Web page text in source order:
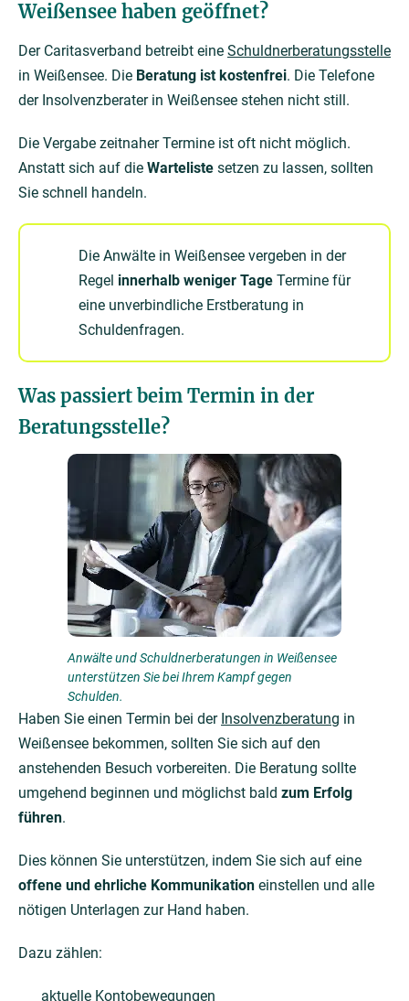
Weißensee haben geöffnet?
Der Caritasverband betreibt eine Schuldnerberatungsstelle
in Weißensee. Die Beratung ist kostenfrei. Die Telefone
der Insolvenzberater in Weißensee stehen nicht still.
Die Vergabe zeitnaher Termine ist oft nicht möglich.
Anstatt sich auf die Warteliste setzen zu lassen, sollten
Sie schnell handeln.
Die Anwälte in Weißensee vergeben in der
Regel innerhalb weniger Tage Termine für
eine unverbindliche Erstberatung in
Schuldenfragen.
Was passiert beim Termin in der
Beratungsstelle?
Anwälte und Schuldnerberatungen in Weißensee
unterstützen Sie bei Ihrem Kampf gegen
Schulden.
Haben Sie einen Termin bei der Insolvenzberatung in
Weißensee bekommen, sollten Sie sich auf den
anstehenden Besuch vorbereiten. Die Beratung sollte
umgehend beginnen und möglichst bald zum Erfolg
führen.
Dies können Sie unterstützen, indem Sie sich auf eine
offene und ehrliche Kommunikation einstellen und alle
nötigen Unterlagen zur Hand haben.
Dazu zählen:
aktuelle Kontobewegungen